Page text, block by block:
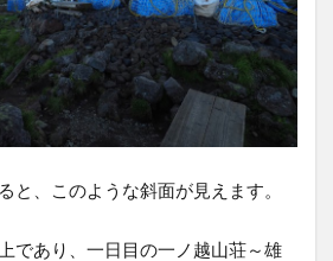
と、このような斜面が見えます。
であり、一日目の一ノ越山荘～雄